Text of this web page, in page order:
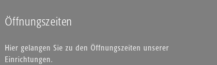
Öffnungszeiten
Hier gelangen Sie zu den Öffnungszeiten unserer
Einrichtungen.